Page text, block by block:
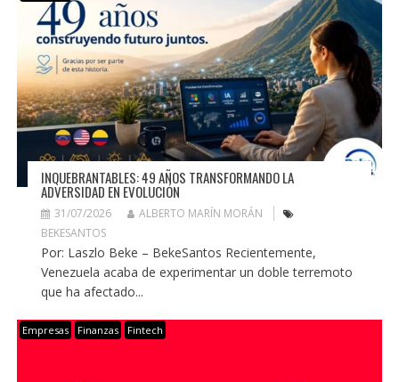
INQUEBRANTABLES: 49 AÑOS TRANSFORMANDO LA
ADVERSIDAD EN EVOLUCIÓN
31/07/2026
ALBERTO MARÍN MORÁN
BEKESANTOS
Por: Laszlo Beke – BekeSantos Recientemente,
Venezuela acaba de experimentar un doble terremoto
que ha afectado...
Empresas Finanzas Fintech